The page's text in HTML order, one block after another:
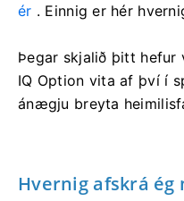
ér . Einnig er hér
Þegar skjalið þitt hefur
IQ Option vita af því í
ánægju breyta
Hvernig afskrá ég